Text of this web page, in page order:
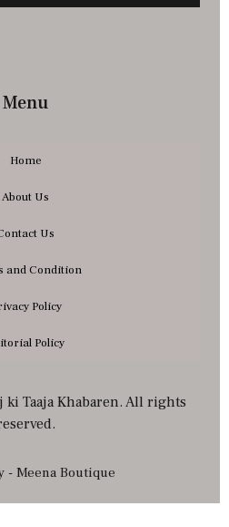
Menu
Home
About Us
Us
and Condition
Policy
Policy
Taaja Khabaren. All rights
- Meena Boutique